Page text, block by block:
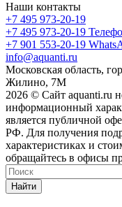
Наши контакты
+7 495 973-20-19
+7 495 973-20-19
+7 901 553-20-19
info@aquanti.ru
Московская область,
Жилино, 7М
2026 © Сайт aquanti.ru
информационный
является публичной
РФ. Для получения
характеристиках и
обращайтесь в офисы
Найти